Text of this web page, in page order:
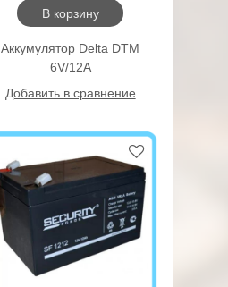
В корзину
Аккумулятор Delta DTM
6V/12А
Добавить в сравнение